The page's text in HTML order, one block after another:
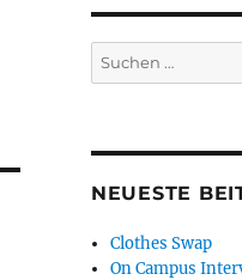
Suchen
nach:
NEUESTE
Clothes Swap
On Campus